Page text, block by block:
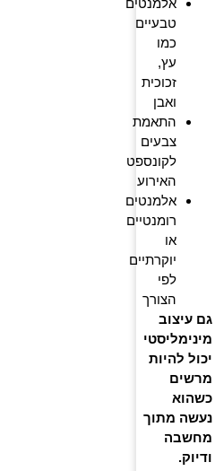
טבעיים
כמו
עץ,
זכוכית
ואבן
התאמת
צבעים
לקונספט
האירוע
אלמנטים
רומנטיים
או
יוקרתיים
לפי
הצורך
גם עיצוב
מינימליסטי
יכול להיות
מרשים
כשהוא
נעשה מתוך
מחשבה
ודיוק.